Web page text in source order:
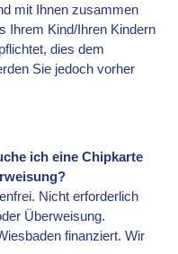
mit Ihnen zusammen
Ihrem Kind/Ihren Kindern
dies dem
Sie jedoch vorher
che ich eine Chipkarte
Nicht erforderlich
Überweisung.
finanziert. Wir